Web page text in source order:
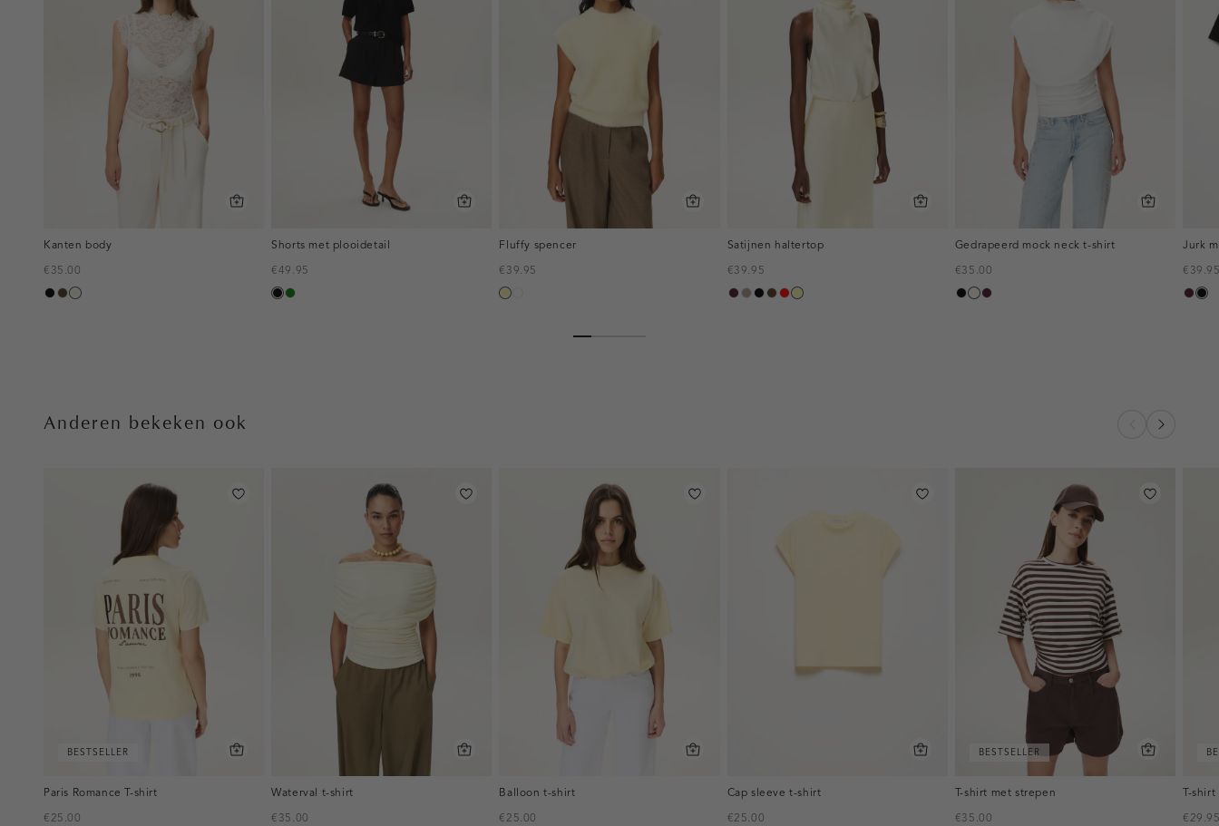
Kanten body
€35.00
zwart
toffee
ecru
Shorts met plooidetail
€49.95
zwartgroen
Fluffy spencer
€39.95
lichtgeel
Satijnen haltertop
€39.95
pruim,
taupe,
zwart
toffee
roodlichtgeel
Gedrapeerd mock neck t-shirt
€35.00
zwart
wit,pruim,
Jurk
Anderen bekeken ook
BESTSELLER
Paris Romance T-shirt
€25.00
Waterval t-shirt
€35.00
Balloon t-shirt
€25.00
Cap sleeve t-shirt
€25.00
BESTSELLER
T-shirt met strepen
€35.00
T-